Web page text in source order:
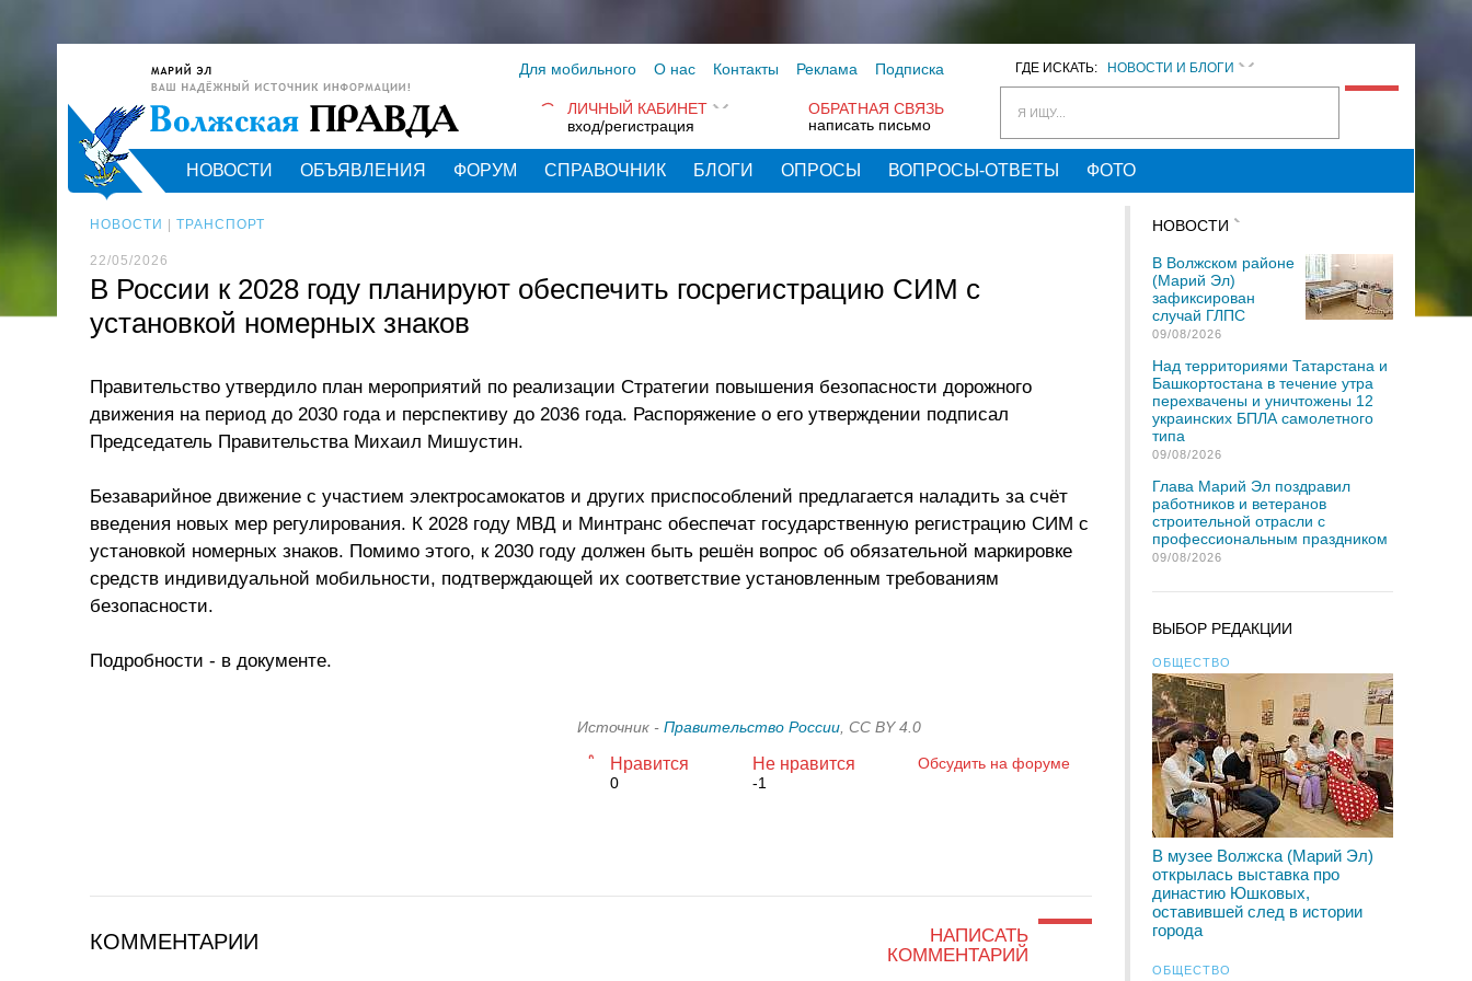
ГДЕ ИСКАТЬ: НОВОСТИ И БЛОГИ
Я ИЩУ...
Для мобильного О нас Контакты Реклама Подписка
ОБРАТНАЯ СВЯЗЬ
написать письмо
ЛИЧНЫЙ КАБИНЕТ
вход/регистрация
НОВОСТИ ОБЪЯВЛЕНИЯ ФОРУМ СПРАВОЧНИК БЛОГИ ОПРОСЫ ВОПРОСЫ-ОТВЕТЫ ФОТО
НОВОСТИ ТРАНСПОРТ
22/05/2026
В России к 2028 году планируют обеспечить госрегистрацию СИМ с
установкой номерных знаков
Правительство утвердило план мероприятий по реализации Стратегии повышения безопасности дорожного
движения на период до 2030 года и перспективу до 2036 года. Распоряжение о его утверждении подписал
Председатель Правительства Михаил Мишустин.
Безаварийное движение с участием электросамокатов и других приспособлений предлагается наладить за счёт
введения новых мер регулирования. К 2028 году МВД и Минтранс обеспечат государственную регистрацию СИМ с
установкой номерных знаков. Помимо этого, к 2030 году должен быть решён вопрос об обязательной маркировке
средств индивидуальной мобильности, подтверждающей их соответствие установленным требованиям
безопасности.
Подробности - в документе.
Источник - Правительство России , CC BY 4.0
Нравится
0
Не нравится
-1
Обсудить на форуме
НАПИСАТЬ
КОММЕНТАРИЙ
КОММЕНТАРИИ
НОВОСТИ
В Волжском районе
(Марий Эл)
зафиксирован
случай ГЛПС
09/08/2026
Над территориями Татарстана и
Башкортостана в течение утра
перехвачены и уничтожены 12
украинских БПЛА самолетного
типа
09/08/2026
Глава Марий Эл поздравил
работников и ветеранов
строительной отрасли с
профессиональным праздником
09/08/2026
ВЫБОР РЕДАКЦИИ
ОБЩЕСТВО
В музее Волжска (Марий Эл)
открылась выставка про
династию Юшковых,
оставившей след в истории
города
ОБЩЕСТВО